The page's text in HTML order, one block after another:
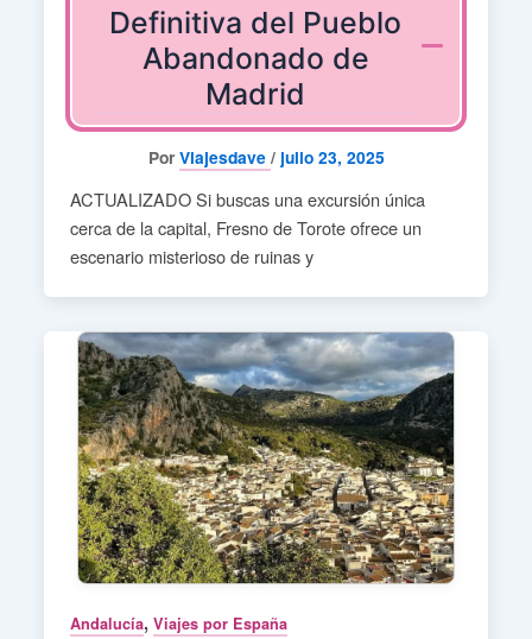
Definitiva del Pueblo
Abandonado de
Madrid
Por Viajesdave / julio 23, 2025
ACTUALIZADO Si buscas una excursión única
cerca de la capital, Fresno de Torote ofrece un
escenario misterioso de ruinas y
Andalucía, Viajes por España